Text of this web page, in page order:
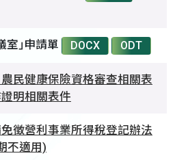
室｣申請單 DOCX ODT
民健康保險資格審查相關表
明相關表件
徵營利事業所得稅登記辦法
不適用)